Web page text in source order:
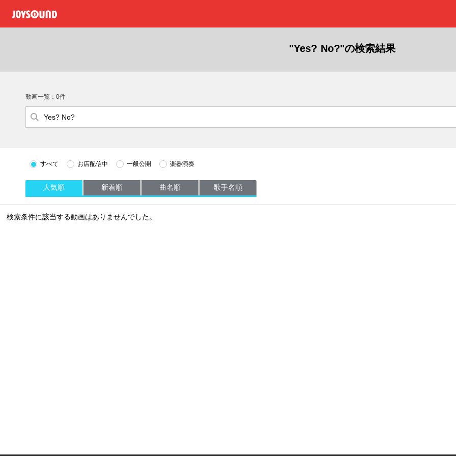
"Yes? No?"の検索結果
動画一覧：0件
すべて お店配信中 一般公開 楽器演奏
人気順 新着順 曲名順 歌手名順
検索条件に該当する動画はありませんでした。